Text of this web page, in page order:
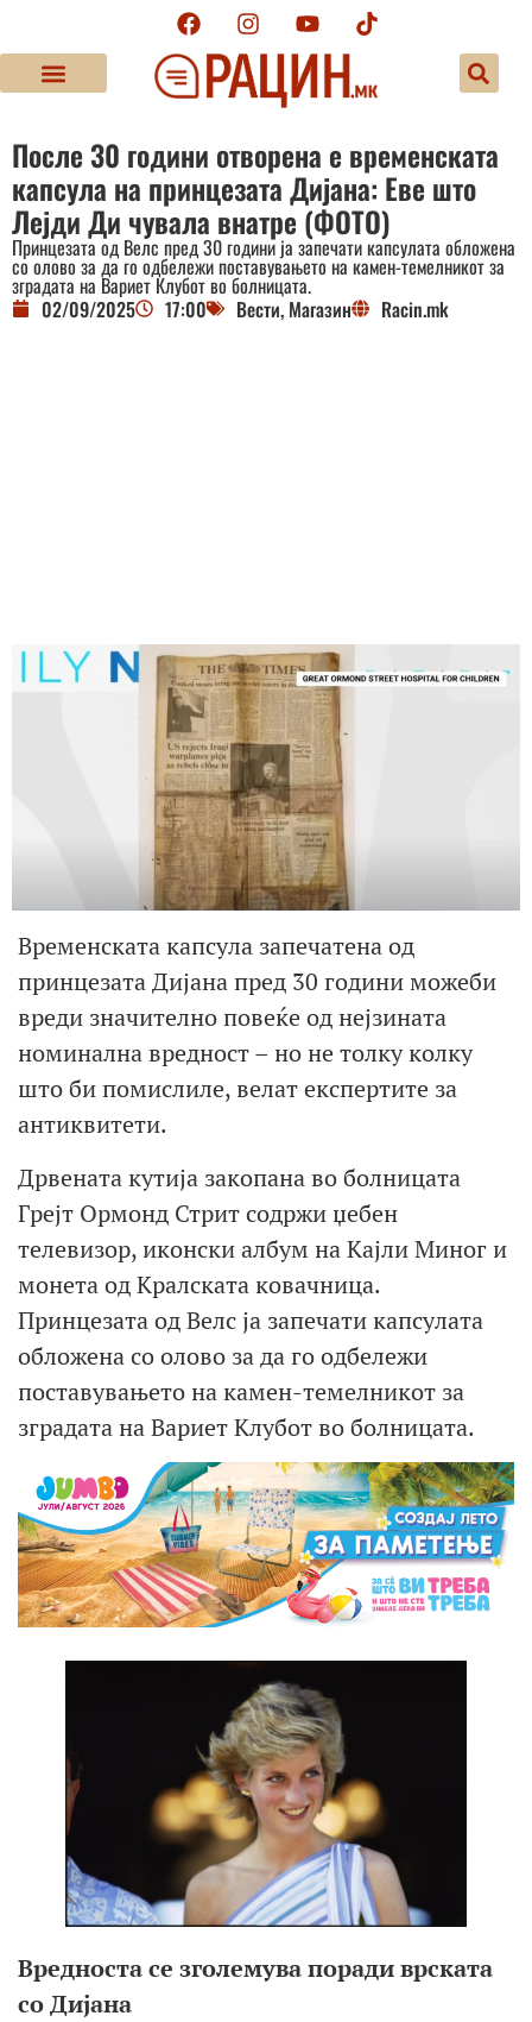
После 30 години отворена е временската
капсула на принцезата Дијана: Еве што
Лејди Ди чувала внатре (ФОТО)
Принцезата од Велс пред 30 години ја запечати капсулата обложена
со олово за да го одбележи поставувањето на камен-темелникот за
зградата на Вариет Клубот во болницата.
02/09/2025
17:00 Вести, Магазин Racin.mk
Временската капсула запечатена од
принцезата Дијана пред 30 години можеби
вреди значително повеќе од нејзината
номинална вредност – но не толку колку
што би помислиле, велат експертите за
антиквитети.
Дрвената кутија закопана во болницата
Грејт Ормонд Стрит содржи џебен
телевизор, иконски албум на Кајли Миног и
монета од Кралската ковачница.
Принцезата од Велс ја запечати капсулата
обложена со олово за да го одбележи
поставувањето на камен-темелникот за
зградата на Вариет Клубот во болницата.
Вредноста се зголемува поради врската
со Дијана